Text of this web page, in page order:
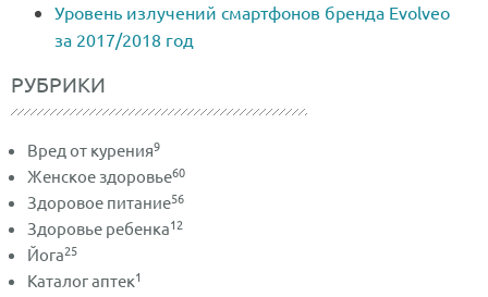
РУБРИКИ
Вред от курения9
Женское здоровье60
Здоровое питание56
Здоровье ребенка12
Йога25
Каталог аптек1
Уровень излучений смартфонов бренда Evolveo
за 2017/2018 год